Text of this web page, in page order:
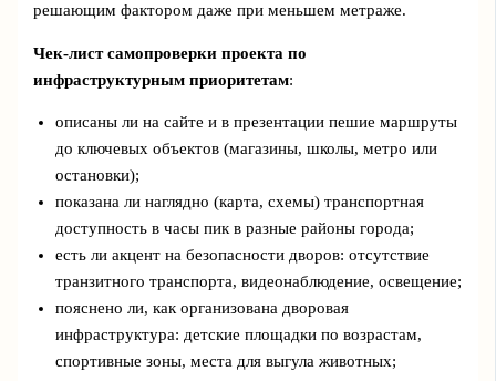
решающим фактором даже при меньшем метраже.
Чек‑лист самопроверки проекта по
инфраструктурным приоритетам:
описаны ли на сайте и в презентации пешие маршруты
до ключевых объектов (магазины, школы, метро или
остановки);
показана ли наглядно (карта, схемы) транспортная
доступность в часы пик в разные районы города;
есть ли акцент на безопасности дворов: отсутствие
транзитного транспорта, видеонаблюдение, освещение;
пояснено ли, как организована дворовая
инфраструктура: детские площадки по возрастам,
спортивные зоны, места для выгула животных;